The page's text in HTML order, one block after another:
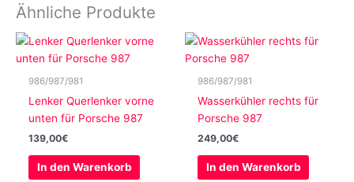
Ähnliche Produkte
986/987/981
Lenker Querlenker vorne
unten für Porsche 987
139,00€
In den Warenkorb
986/987/981
Wasserkühler rechts für
Porsche 987
249,00€
In den Warenkorb